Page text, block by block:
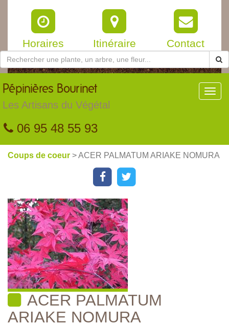
Horaires Itinéraire Contact
Pépinières Bourinet
Les Artisans du Végétal
06 95 48 55 93
Coups de coeur > ACER PALMATUM ARIAKE NOMURA
ACER PALMATUM
ARIAKE NOMURA